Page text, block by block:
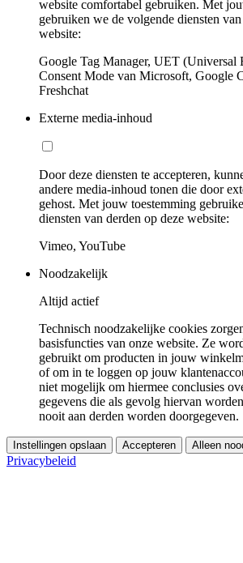
website comfortabel gebruiken. Met
gebruiken we de volgende diensten
website:
Google Tag Manager, UET (Universal
Consent Mode van Microsoft, Google
Freshchat
Externe media-inhoud
Door deze diensten te accepteren,
andere media-inhoud tonen die door
gehost. Met jouw toestemming
diensten van derden op deze website:
Vimeo, YouTube
Noodzakelijk
Altijd actief
Technisch noodzakelijke cookies
basisfuncties van onze website. Ze
gebruikt om producten in jouw
of om in te loggen op jouw
niet mogelijk om hiermee conclusies
gegevens die als gevolg hiervan
nooit aan derden worden doorgegeven.
Instellingen opslaan Accepteren Alleen
Privacybeleid